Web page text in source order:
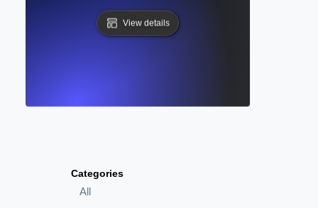
Categories
All
View details